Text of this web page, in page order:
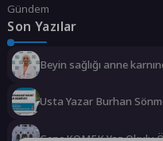
Gündem
Son Yazılar
Beyin sağlığı anne
Usta Yazar Burhan